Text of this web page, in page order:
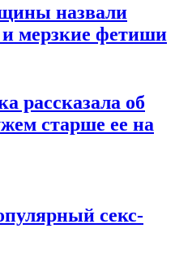
назвали
мерзкие фетиши
рассказала об
старше ее на
секс-